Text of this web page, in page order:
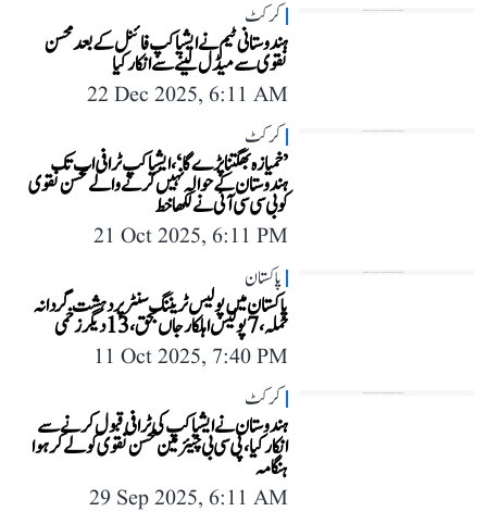
کرکٹ
ہندوستانی ٹیم نے ایشیا کپ فائنل کے بعد محسن
نقوی سے میڈل لینے سے انکار کیا
22 Dec 2025, 6:11 AM
کرکٹ
’خمیازہ بھگتنا پڑے گا‘، ایشیا کپ ٹرافی اب تک
ہندوستان کے حوالہ نہیں کرنے والے محسن نقوی
کو بی سی سی آئی نے لکھا خط
21 Oct 2025, 6:11 PM
پاکستان
پاکستان میں پولیس ٹریننگ سنٹر پر دہشت گردانہ
حملہ، 7 پولیس اہلکار جاں بحق، 13 دیگر زخمی
11 Oct 2025, 7:40 PM
کرکٹ
ہندوستان نے ایشیا کپ کی ٹرافی قبول کرنے سے
انکار کیا، پی سی بی چیئرمین محسن نقوی کو لے کر ہوا
ہنگامہ
29 Sep 2025, 6:11 AM